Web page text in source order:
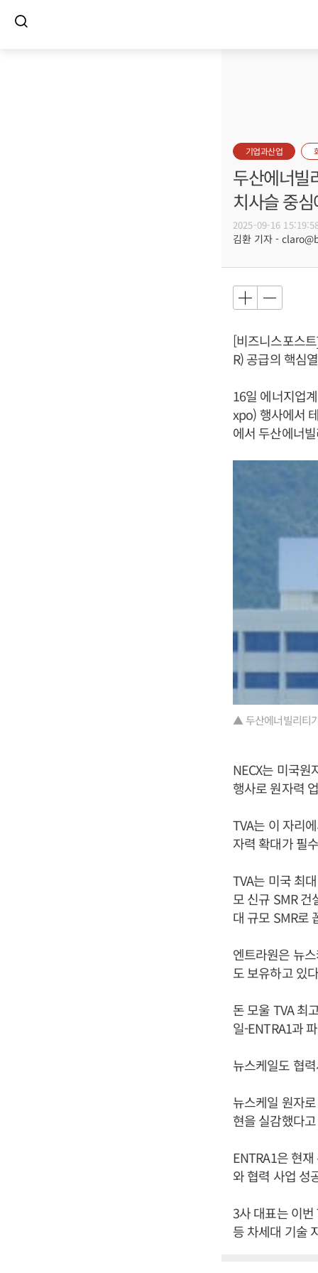
기업과산업
두산에너빌
치사슬 중
2025-09-16
김환 기자 -
[비즈니스포스
R) 공급의 핵심
16일 에너지업
xpo) 행사에서
에서 두산에너
▲ 두산에너빌리티
NECX는 미국
행사로 원자력
TVA는 이 자리
자력 확대가 필
TVA는 미국 최
모 신규 SMR
대 규모 SMR로
엔트라원은 뉴
도 보유하고 있
돈 모울 TVA 최
일-ENTRA1과
뉴스케일도 협
뉴스케일 원자
현을 실감했다
ENTRA1은 현
와 협력 사업 성
3사 대표는 이번
등 차세대 기술